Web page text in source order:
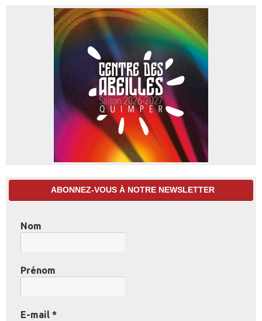
ABONNEZ-VOUS À NOTRE NEWSLETTER
Nom
Prénom
E-mail *